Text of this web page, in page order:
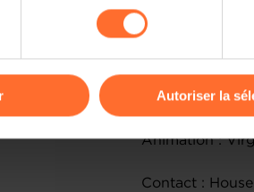
ou des cookies non nécessaires.
Charte d’usage des
Autoriser la
financement, y
Mutualité de
À la fin du
répondre à vos
Animation :
Contact :